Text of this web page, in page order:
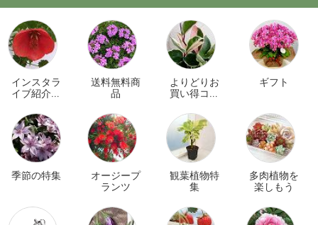
インスタラ
イブ紹介商
送料無料商
品
よりどりお
買い得コー
ギフト
季節の特集
オージープ
ランツ
観葉植物特
集
多肉植物を
楽しもう